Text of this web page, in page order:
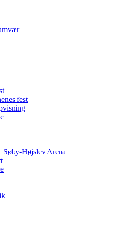
fest
Søby-Højslev Arena